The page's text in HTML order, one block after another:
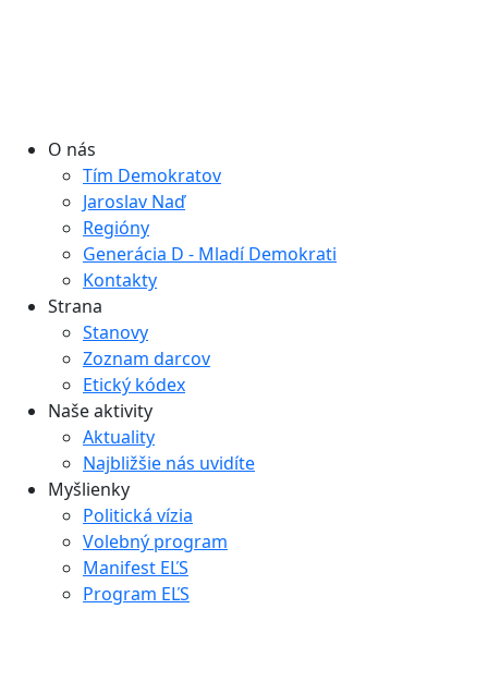
O nás
Tím Demokratov
Jaroslav Naď
Regióny
Generácia D - Mladí Demokrati
Kontakty
Strana
Stanovy
Zoznam darcov
Etický kódex
Naše aktivity
Aktuality
Najbližšie nás uvidíte
Myšlienky
Politická vízia
Volebný program
Manifest EĽS
Program EĽS